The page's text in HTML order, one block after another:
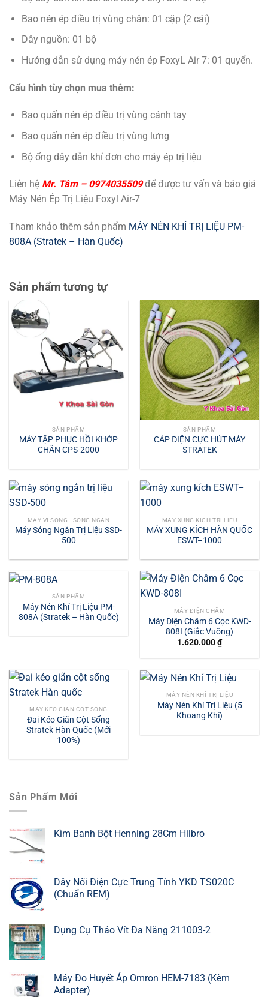
Bao nén ép điều trị vùng chân: 01 cặp (2 cái)
Dây nguồn: 01 bộ
Hướng dẫn sử dụng máy nén ép FoxyL Air 7: 01 quyển.
Cấu hình tùy chọn mua thêm:
Bao quấn nén ép điều trị vùng cánh tay
Bao quấn nén ép điều trị vùng lưng
Bộ ống dây dẫn khí đơn cho máy ép trị liệu
Liên hệ Mr. Tâm – 0974035509để được tư vấn và báo giá
Máy Nén Ép Trị Liệu Foxyl Air-7
Tham khảo thêm sản phẩm MÁY NÉN KHÍ TRỊ LIỆU PM-
808A (Stratek – Hàn Quốc)
Sản phẩm tương tự
SẢN PHẨM
MÁY TẬP PHỤC HỒI KHỚP
CHÂN CPS-2000
SẢN PHẨM
CÁP ĐIỆN CỰC HÚT MÁY
STRATEK
MÁY VI SÓNG - SÓNG NGẮN
Máy Sóng Ngắn Trị Liệu SSD-
500
MÁY XUNG KÍCH TRỊ LIỆU
MÁY XUNG KÍCH HÀN QUỐC
ESWT–1000
SẢN PHẨM
Máy Nén Khí Trị Liệu PM-
808A (Stratek – Hàn Quốc)
MÁY ĐIỆN CHÂM
Máy Điện Châm 6 Cọc KWD-
808I (Giắc Vuông)
1.620.000₫
MÁY KÉO GIÃN CỘT SỐNG
Đai Kéo Giãn Cột Sống
Stratek Hàn Quốc (Mới
100%)
MÁY NÉN KHÍ TRỊ LIỆU
Máy Nén Khí Trị Liệu (5
Khoang Khí)
Sản Phẩm Mới
Kìm Banh Bột Henning 28Cm Hilbro
Dây Nối Điện Cực Trung Tính YKD TS020C
(Chuẩn REM)
Dụng Cụ Tháo Vít Đa Năng 211003-2
Máy Đo Huyết Áp Omron HEM-7183 (Kèm
Adapter)